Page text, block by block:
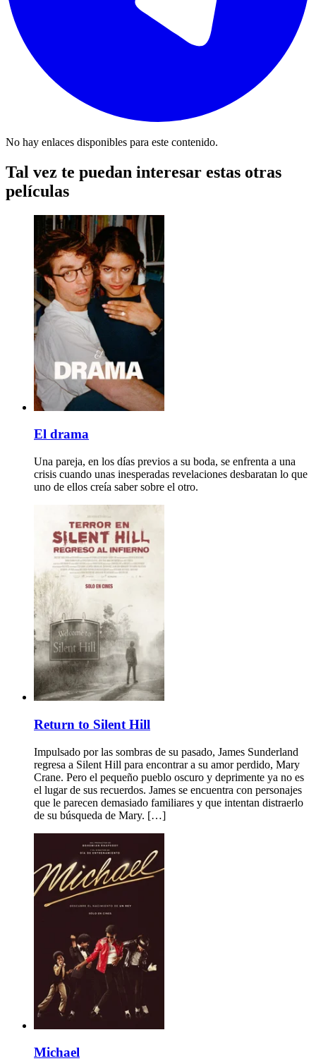
No hay enlaces disponibles para este contenido.
Tal vez te puedan interesar estas otras
películas
El drama
Una pareja, en los días previos a su boda, se enfrenta a una
crisis cuando unas inesperadas revelaciones desbaratan lo que
uno de ellos creía saber sobre el otro.
Return to Silent Hill
Impulsado por las sombras de su pasado, James Sunderland
regresa a Silent Hill para encontrar a su amor perdido, Mary
Crane. Pero el pequeño pueblo oscuro y deprimente ya no es
el lugar de sus recuerdos. James se encuentra con personajes
que le parecen demasiado familiares y que intentan distraerlo
de su búsqueda de Mary. […]
Michael